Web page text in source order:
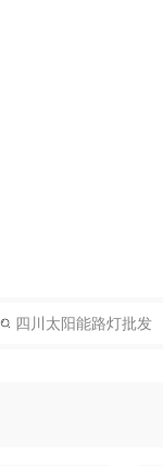
四川太阳能路灯批发